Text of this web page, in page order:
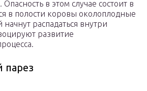
в этом случае состоит в
в полости коровы околоплодные
распадаться внутри
развитие
парез